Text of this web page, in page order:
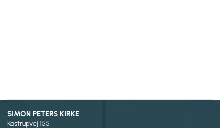
SIMON PETERS KIRKE
Kastrupvej 155